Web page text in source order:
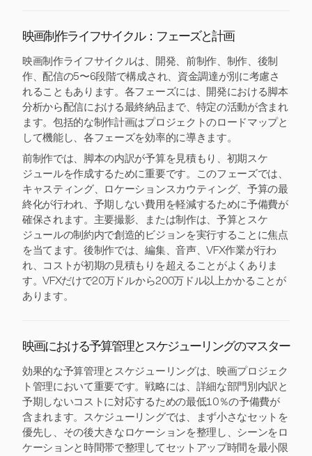
映画制作ライフサイクル：フェーズと計画
映画制作ライフサイクルは、開発、前制作、制作、後制
作、配信の5〜6段階で構成され、資金調達が別に考慮さ
れることもあります。各フェーズには、開発における脚本
分析から配信における最終納品まで、特定の活動が含まれ
ます。包括的な制作計画はプロジェクトのロードマップと
して機能し、各フェーズを効率的に導きます。
前制作では、脚本の内訳が予算を見積もり、初期スケ
ジュールを作成するために重要です。このフェーズでは、
キャスティング、ロケーションスカウティング、予算の最
終化が行われ、予期しない費用を軽減するために予備費が
確保されます。主要撮影、または制作は、予算とスケ
ジュールの制約内で創造的ビジョンを実行することに焦点
を当てます。後制作では、編集、音声、VFX作業が行わ
れ、コストが初期の見積もりを超えることがよくありま
す。VFXだけで20万ドルから200万ドル以上かかることが
あります。
映画における予算管理とスケジューリングのマスター
効果的な予算管理とスケジューリングは、映画プロジェク
ト管理において重要です。戦略には、詳細な部門別内訳と
予期しないコストに対応するための最低10％の予備費が
含まれます。スケジューリングでは、まず小さなセットを
優先し、その後大きなロケーションを整理し、シーンをロ
ケーションと時間帯で整理してセットアップ時間を最小限